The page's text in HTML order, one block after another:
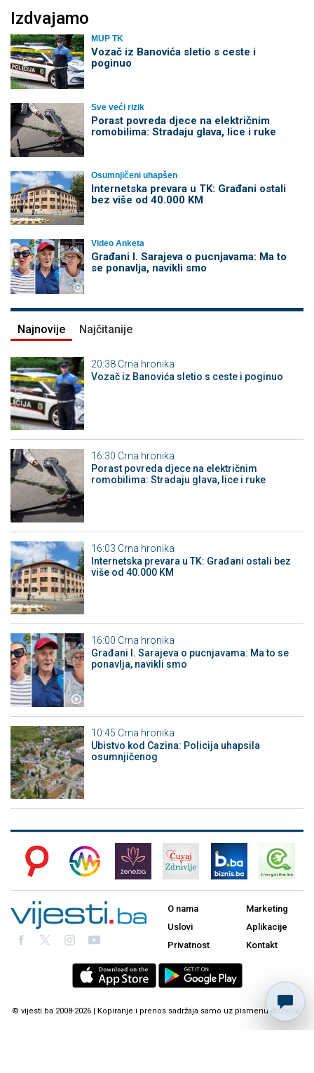
Izdvajamo
MUP TK
Vozač iz Banovića sletio s ceste i
poginuo
Sve veći rizik
Porast povreda djece na električnim
romobilima: Stradaju glava, lice i ruke
Osumnjičeni uhapšen
Internetska prevara u TK: Građani ostali
bez više od 40.000 KM
Video Anketa
Građani I. Sarajeva o pucnjavama: Ma to
se ponavlja, navikli smo
Najnovije Najčitanije
20:38 Crna hronika
Vozač iz Banovića sletio s ceste i poginuo
16:30 Crna hronika
Porast povreda djece na električnim
romobilima: Stradaju glava, lice i ruke
16:03 Crna hronika
Internetska prevara u TK: Građani ostali bez
više od 40.000 KM
16:00 Crna hronika
Građani I. Sarajeva o pucnjavama: Ma to se
ponavlja, navikli smo
10:45 Crna hronika
Ubistvo kod Cazina: Policija uhapsila
osumnjičenog
O nama
Uslovi
Privatnost
Marketing
Aplikacije
Kontakt
© vijesti.ba 2008-2026 | Kopiranje i prenos sadržaja samo uz pismenu dozvolu.